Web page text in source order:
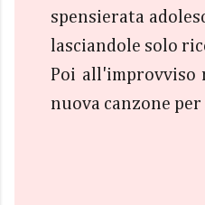
spensierata
lasciandole solo
Poi all'improvviso
nuova canzone per